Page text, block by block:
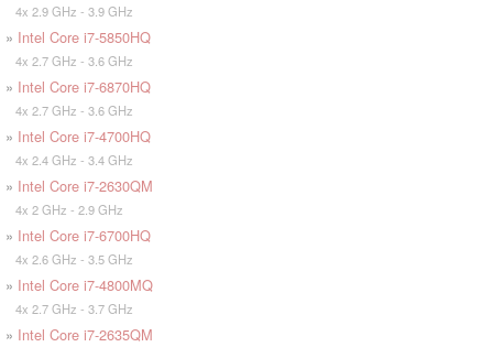
4x 2.9 GHz - 3.9 GHz
» Intel Core i7-5850HQ
4x 2.7 GHz - 3.6 GHz
» Intel Core i7-6870HQ
4x 2.7 GHz - 3.6 GHz
» Intel Core i7-4700HQ
4x 2.4 GHz - 3.4 GHz
» Intel Core i7-2630QM
4x 2 GHz - 2.9 GHz
» Intel Core i7-6700HQ
4x 2.6 GHz - 3.5 GHz
» Intel Core i7-4800MQ
4x 2.7 GHz - 3.7 GHz
» Intel Core i7-2635QM